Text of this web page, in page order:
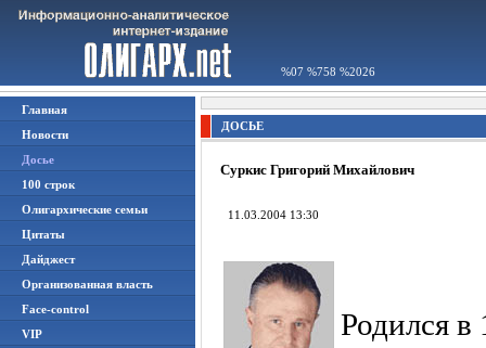
%07 %758 %2026
Главная
Новости
Досье
100 строк
Олигархические семьи
Цитаты
Дайджест
Организованная власть
Face-control
VIP
ДОСЬЕ
Суркис Григорий Михайлович
11.03.2004 13:30
Родился в